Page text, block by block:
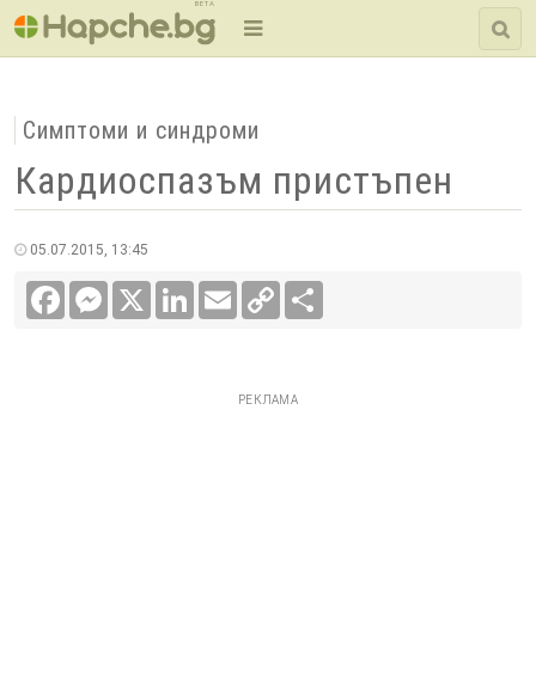
BETA
Симптоми и синдроми
Кардиоспазъм пристъпен
05.07.2015, 13:45
FacebookMessenger LinkedInEmail
Copy
Link
РЕКЛАМА